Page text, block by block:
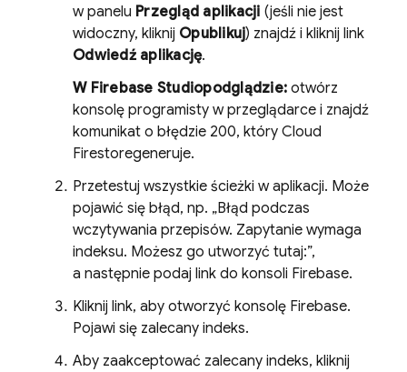
w panelu Przegląd aplikacji (jeśli nie jest
widoczny, kliknij Opublikuj) znajdź i kliknij link
Odwiedź aplikację.
W Firebase Studiopodglądzie: otwórz
konsolę programisty w przeglądarce i znajdź
komunikat o błędzie 200, który Cloud
Firestoregeneruje.
Przetestuj wszystkie ścieżki w aplikacji. Może
pojawić się błąd, np. „Błąd podczas
wczytywania przepisów. Zapytanie wymaga
indeksu. Możesz go utworzyć tutaj:”,
a następnie podaj link do konsoli Firebase.
Kliknij link, aby otworzyć konsolę Firebase.
Pojawi się zalecany indeks.
Aby zaakceptować zalecany indeks, kliknij